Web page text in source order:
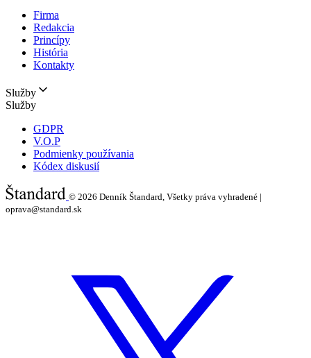
Firma
Redakcia
Princípy
História
Kontakty
Služby
Služby
GDPR
V.O.P
Podmienky používania
Kódex diskusií
© 2026 Denník Štandard, Všetky práva vyhradené |
oprava@standard.sk